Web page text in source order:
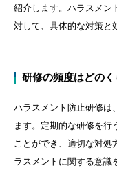
紹介します。ハラスメン
対して、具体的な対策と
研修の頻度はどの
ハラスメント防止研修は
ます。定期的な研修を行
ことができ、適切な対処
ラスメントに関する意識